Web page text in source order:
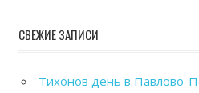
СВЕЖИЕ ЗАПИСИ
Тихонов день в Павлово-